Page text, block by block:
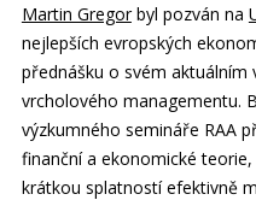
Martin Gregorbyl pozván na
nejlepších evropských
přednášku o svém
vrcholového managementu.
výzkumného semináře RAA
finanční a ekonomické
krátkou splatností efektivně